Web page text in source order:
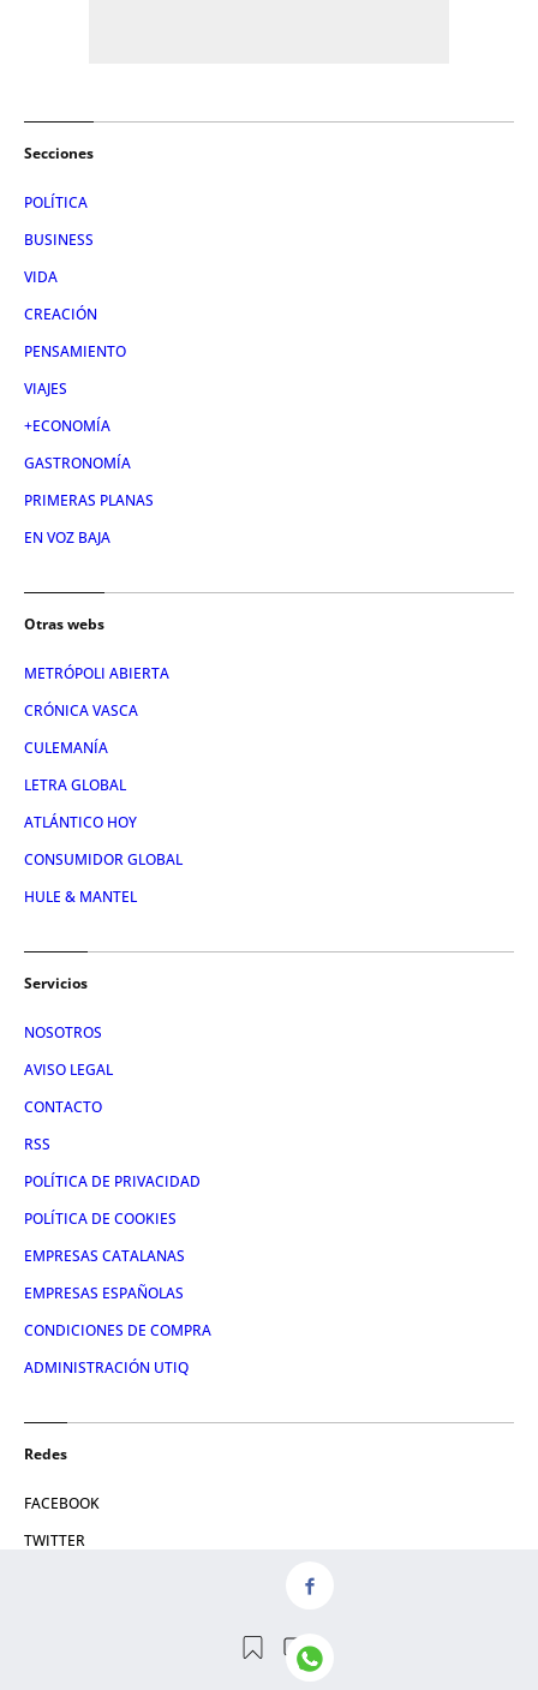
Secciones
POLÍTICA
BUSINESS
VIDA
CREACIÓN
PENSAMIENTO
VIAJES
+ECONOMÍA
GASTRONOMÍA
PRIMERAS PLANAS
EN VOZ BAJA
Otras webs
METRÓPOLI ABIERTA
CRÓNICA VASCA
CULEMANÍA
LETRA GLOBAL
ATLÁNTICO HOY
CONSUMIDOR GLOBAL
HULE & MANTEL
Servicios
NOSOTROS
AVISO LEGAL
CONTACTO
RSS
POLÍTICA DE PRIVACIDAD
POLÍTICA DE COOKIES
EMPRESAS CATALANAS
EMPRESAS ESPAÑOLAS
CONDICIONES DE COMPRA
ADMINISTRACIÓN UTIQ
Redes
FACEBOOK
TWITTER